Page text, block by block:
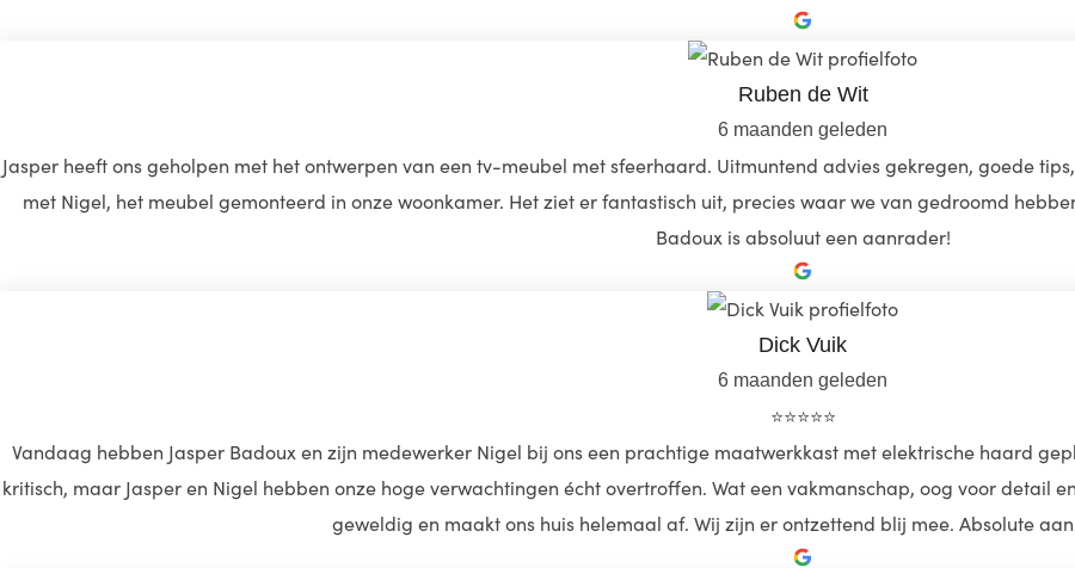
Ruben de Wit
6 maanden geleden
Jasper heeft ons geholpen met het ontwerpen van een tv-meubel met sfeerhaard. Uitmuntend advies gekregen, goede
met Nigel, het meubel gemonteerd in onze woonkamer. Het ziet er fantastisch uit, precies waar we van gedroomd
Badoux is absoluut een aanrader!
Dick Vuik
6 maanden geleden
⭐️⭐️⭐️⭐️⭐️
Vandaag hebben Jasper Badoux en zijn medewerker Nigel bij ons een prachtige maatwerkkast met elektrische haard
kritisch, maar Jasper en Nigel hebben onze hoge verwachtingen écht overtroffen. Wat een vakmanschap, oog voor detail
geweldig en maakt ons huis helemaal af. Wij zijn er ontzettend blij mee. Absolute